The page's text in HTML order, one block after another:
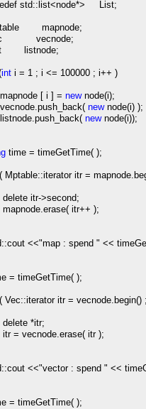
std::list<node*> List;
mapnode;
vecnode;
listnode;
int i = 1 ; i <= 100000 ; i++ )
[ i ] = newnode(i);
newnode(i) );
newnode(i));
time = timeGetTime( );
( Mptable::iterator itr =
itr->second;
itr++ );
<<"map : spend " <<
= timeGetTime( );
( Vec::iterator itr = vecnode.begin()
*itr;
= vecnode.erase( itr );
<<"vector : spend " <<
= timeGetTime( );